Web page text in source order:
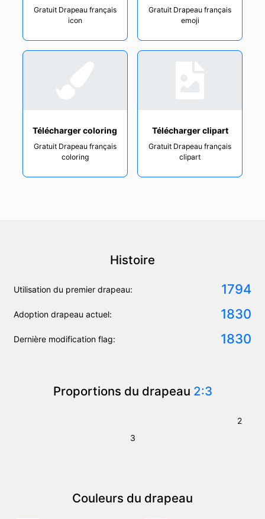
Gratuit Drapeau français
icon
Gratuit Drapeau français
emoji
Télécharger coloring
Gratuit Drapeau français
coloring
Télécharger clipart
Gratuit Drapeau français
clipart
Histoire
Utilisation du premier drapeau: 1794
Adoption drapeau actuel: 1830
Dernière modification flag: 1830
Proportions du drapeau 2:3
3
2
Couleurs du drapeau